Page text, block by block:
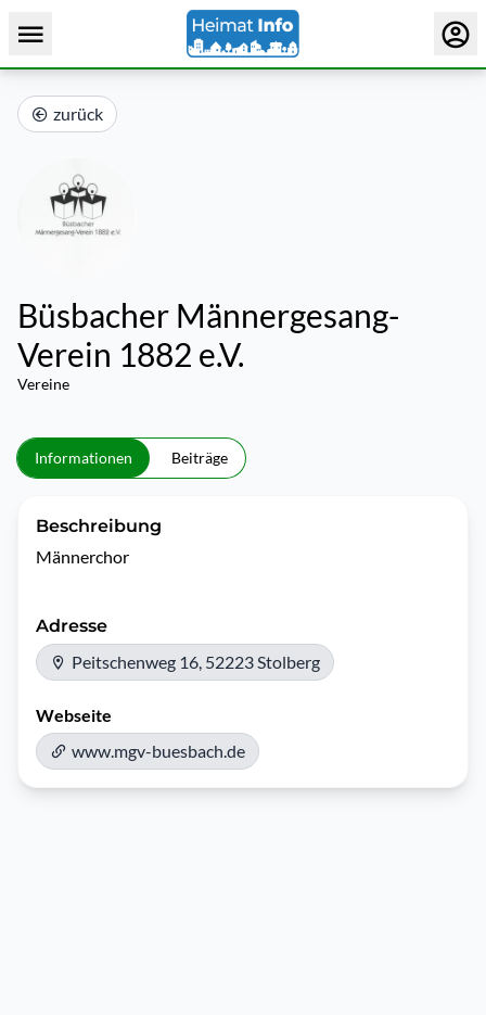
zurück
Büsbacher Männergesang-
Verein 1882 e.V.
Vereine
Informationen Beiträge
Beschreibung
Männerchor
Adresse
Peitschenweg 16, 52223 Stolberg
Webseite
www.mgv-buesbach.de